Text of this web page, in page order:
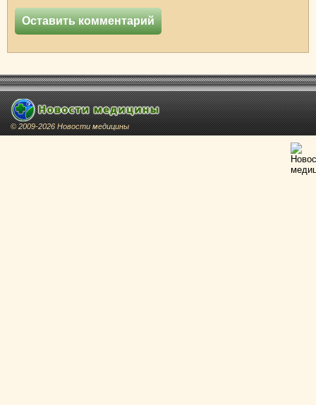
© 2009-2026 Новости медицины